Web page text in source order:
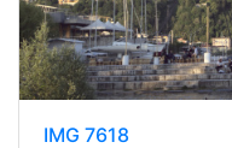
IMG 7618